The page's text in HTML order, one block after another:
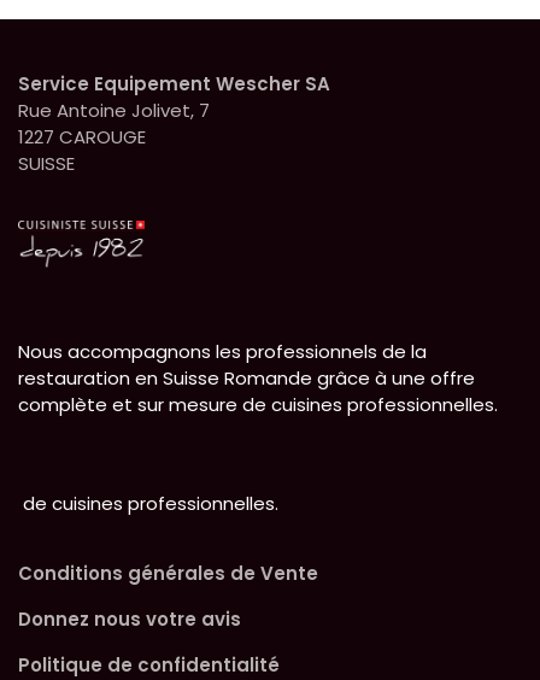
Service Equipement Wescher SA
Rue Antoine Jolivet, 7
1227 CAROUGE
SUISSE
Nous accompagnons les professionnels de la
restauration en Suisse Romande grâce à une offre
complète et sur mesure de cuisines professionnelles.
de cuisines professionnelles.
Conditions générales de Vente
Donnez nous votre avis
Politique de confidentialité